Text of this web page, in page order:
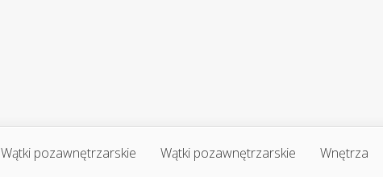
Wątki pozawnętrzarskie Wątki pozawnętrzarskie Wnętrza